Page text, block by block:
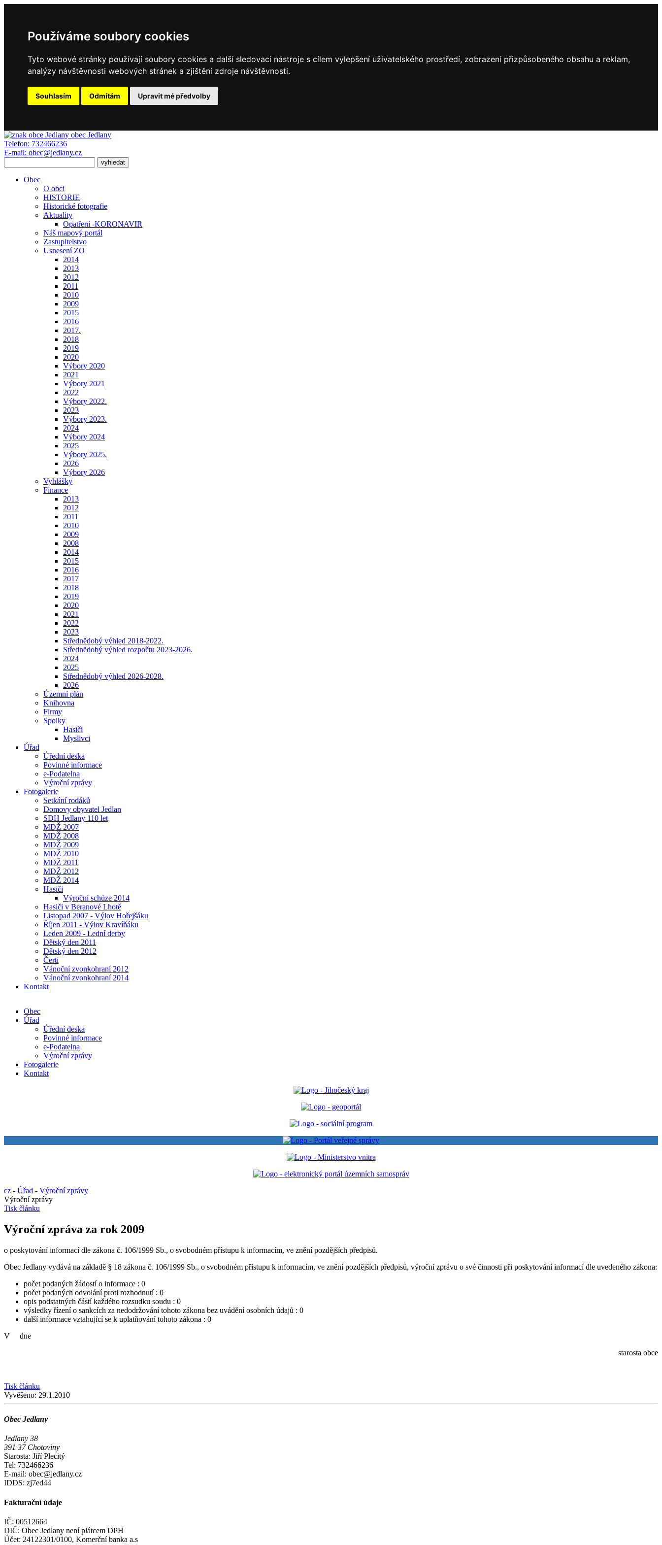
Používáme soubory cookies
Tyto webové stránky používají soubory cookies a další sledovací nástroje s cílem vylepšení uživatelského prostředí, zobrazení přizpůsobeného obsahu a reklam,
analýzy návštěvnosti webových stránek a zjištění zdroje návštěvnosti.
Souhlasím Odmítám Upravit mé předvolby
obec Jedlany
Telefon: 732466236
E-mail: obec@jedlany.cz
Obec
O obci
HISTORIE
Historické fotografie
Aktuality
Opatření -KORONAVIR
Náš mapový portál
Zastupitelstvo
Usnesení ZO
2014
2013
2012
2011
2010
2009
2015
2016
2017.
2018
2019
2020
Výbory 2020
2021
Výbory 2021
2022
Výbory 2022.
2023
Výbory 2023.
2024
Výbory 2024
2025
Výbory 2025.
2026
Výbory 2026
Vyhlášky
Finance
2013
2012
2011
2010
2009
2008
2014
2015
2016
2017
2018
2019
2020
2021
2022
2023
Střednědobý výhled 2018-2022.
Střednědobý výhled rozpočtu 2023-2026.
2024
2025
Střednědobý výhled 2026-2028.
2026
Územní plán
Knihovna
Firmy
Spolky
Hasiči
Myslivci
Úřad
Úřední deska
Povinné informace
e-Podatelna
Výroční zprávy
Fotogalerie
Setkání rodáků
Domovy obyvatel Jedlan
SDH Jedlany 110 let
MDŽ 2007
MDŽ 2008
MDŽ 2009
MDŽ 2010
MDŽ 2011
MDŽ 2012
MDŽ 2014
Hasiči
Výroční schůze 2014
Hasiči v Beranové Lhotě
Listopad 2007 - Výlov Hořejšáku
Říjen 2011 - Výlov Kravíňáku
Leden 2009 - Lední derby
Dětský den 2011
Dětský den 2012
Čerti
Vánoční zvonkohraní 2012
Vánoční zvonkohraní 2014
Kontakt
Obec
Úřad
Úřední deska
Povinné informace
e-Podatelna
Výroční zprávy
Fotogalerie
Kontakt
cz - Úřad - Výroční zprávy
Výroční zprávy
Tisk článku
Výroční zpráva za rok 2009
o poskytování informací dle zákona č. 106/1999 Sb., o svobodném přístupu k informacím, ve znění pozdějších předpisů.
Obec Jedlany vydává na základě § 18 zákona č. 106/1999 Sb., o svobodném přístupu k informacím, ve znění pozdějších předpisů, výroční zprávu o své činnosti při poskytování informací dle uvedeného zákona:
počet podaných žádostí o informace : 0
počet podaných odvolání proti rozhodnutí : 0
opis podstatných částí každého rozsudku soudu : 0
výsledky řízení o sankcích za nedodržování tohoto zákona bez uvádění osobních údajů : 0
další informace vztahující se k uplatňování tohoto zákona : 0
V dne
starosta obce
Tisk článku
Vyvěšeno: 29.1.2010
Obec Jedlany
Jedlany 38
391 37 Chotoviny
Starosta: Jiří Plecitý
Tel: 732466236
E-mail: obec@jedlany.cz
IDDS: zj7ed44
Fakturační údaje
IČ: 00512664
DIČ: Obec Jedlany není plátcem DPH
Účet: 24122301/0100, Komerční banka a.s